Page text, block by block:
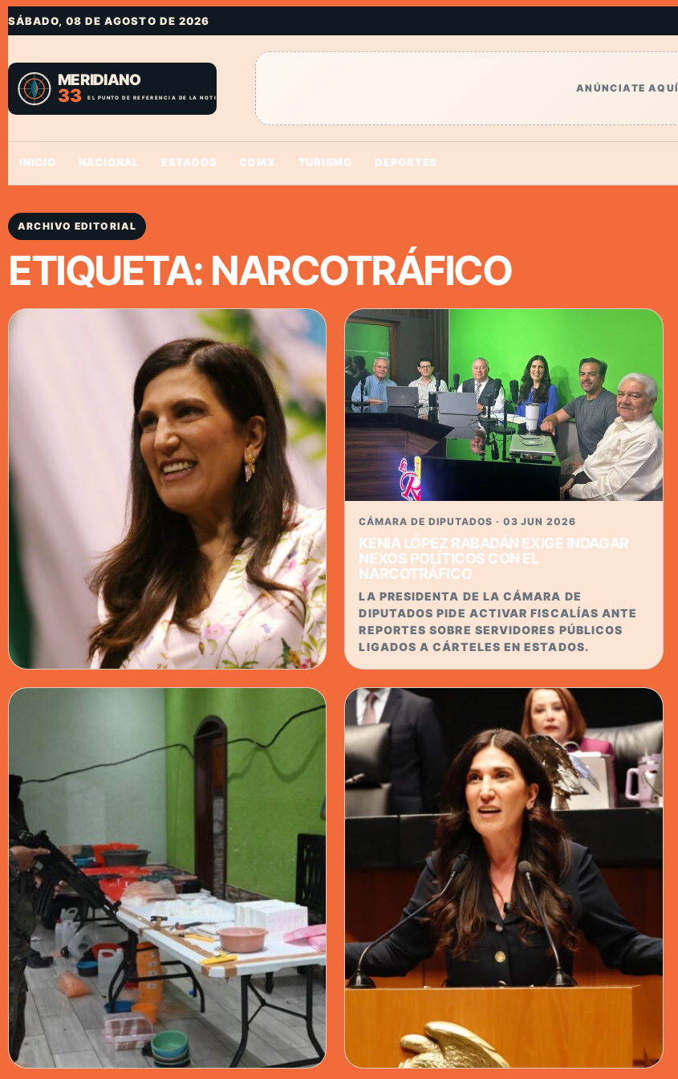
SÁBADO, 08 DE AGOSTO DE 2026
ANÚNCIATE AQUÍ
INICIO NACIONAL ESTADOS CDMX TURISMO DEPORTES
ARCHIVO EDITORIAL
ETIQUETA: NARCOTRÁFICO
CÁMARA DE DIPUTADOS · 03 JUN 2026
KENIA LÓPEZ PIDE A AMLO NO ESTORBAR
LA DIPUTADA PIDIÓ AL EXPRESIDENTE DEJAR
GOBERNAR A SHEINBAUM Y CUESTIONÓ SU
ESTRATEGIA DE SEGURIDAD.
CÁMARA DE DIPUTADOS · 03 JUN 2026
KENIA LÓPEZ RABADÁN EXIGE INDAGAR
NEXOS POLÍTICOS CON EL
NARCOTRÁFICO
LA PRESIDENTA DE LA CÁMARA DE
DIPUTADOS PIDE ACTIVAR FISCALÍAS ANTE
REPORTES SOBRE SERVIDORES PÚBLICOS
LIGADOS A CÁRTELES EN ESTADOS.